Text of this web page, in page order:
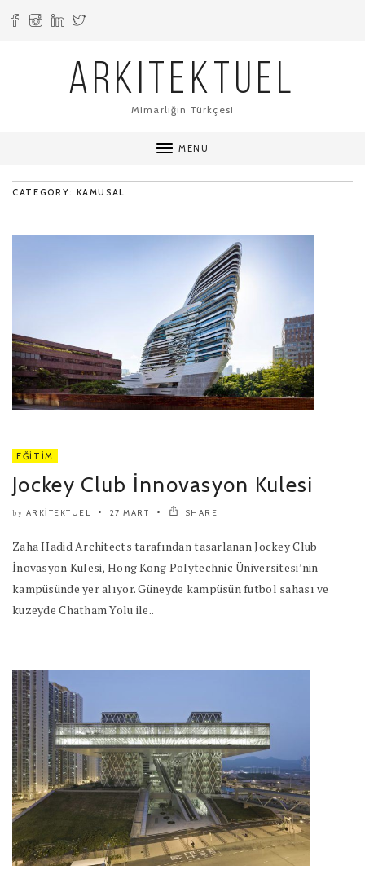
ARKITEKTUEL
Mimarlığın Türkçesi
MENU
CATEGORY: KAMUSAL
EĞITIM
Jockey Club İnnovasyon Kulesi
by ARKITEKTUEL 27 MART SHARE
Zaha Hadid Architects tarafından tasarlanan Jockey Club
İnovasyon Kulesi, Hong Kong Polytechnic Üniversitesi’nin
kampüsünde yer alıyor. Güneyde kampüsün futbol sahası ve
kuzeyde Chatham Yolu ile..